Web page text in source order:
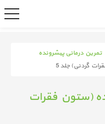
تمرین درمانی پیشرونده
گردنی) جلد 5
(ستون فقرات